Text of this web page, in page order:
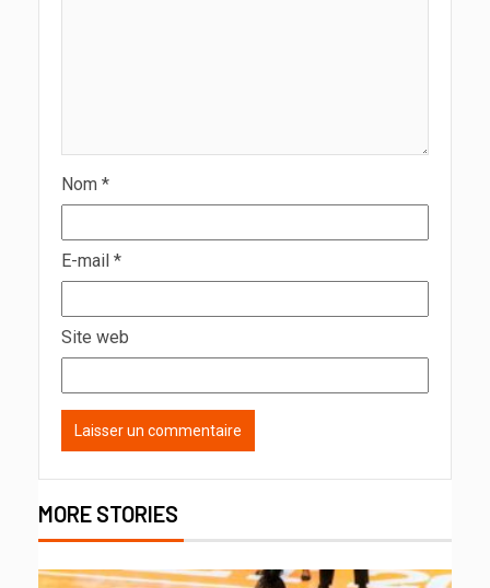
Nom *
E-mail *
Site web
MORE STORIES